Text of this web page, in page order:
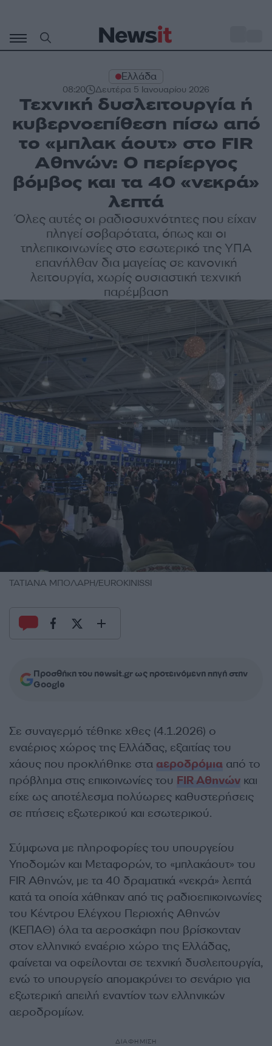
περιεχόμενο
Ελλάδα
08:20 Δευτέρα 5 Ιανουαρίου 2026
Τεχνική δυσλειτουργία ή
κυβερνοεπίθεση πίσω από
το «μπλακ άουτ» στο FIR
Αθηνών: Ο περίεργος
βόμβος και τα 40 «νεκρά»
λεπτά
Όλες αυτές οι ραδιοσυχνότητες που είχαν
πληγεί σοβαρότατα, όπως και οι
τηλεπικοινωνίες στο εσωτερικό της ΥΠΑ
επανήλθαν δια μαγείας σε κανονική
λειτουργία, χωρίς ουσιαστική τεχνική
παρέμβαση
ΤΑΤΙΑΝΑ ΜΠΟΛΑΡΗ/EUROKINISSI
Προσθήκη του newsit.gr ως προτεινόμενη πηγή στην
Google
Σε συναγερμό τέθηκε χθες (4.1.2026) ο
εναέριος χώρος της Ελλάδας, εξαιτίας του
χάους που προκλήθηκε στα αεροδρόμια από το
πρόβλημα στις επικοινωνίες του FIR Αθηνών και
είχε ως αποτέλεσμα πολύωρες καθυστερήσεις
σε πτήσεις εξωτερικού και εσωτερικού.
Σύμφωνα με πληροφορίες του υπουργείου
Υποδομών και Μεταφορών, το «μπλακάουτ» του
FIR Αθηνών, με τα 40 δραματικά «νεκρά» λεπτά
κατά τα οποία χάθηκαν από τις ραδιοεπικοινωνίες
του Κέντρου Ελέγχου Περιοχής Αθηνών
(ΚΕΠΑΘ) όλα τα αεροσκάφη που βρίσκονταν
στον ελληνικό εναέριο χώρο της Ελλάδας,
φαίνεται να οφείλονται σε τεχνική δυσλειτουργία,
ενώ το υπουργείο απομακρύνει το σενάριο για
εξωτερική απειλή εναντίον των ελληνικών
αεροδρομίων.
ΔΙΑΦΗΜΙΣΗ